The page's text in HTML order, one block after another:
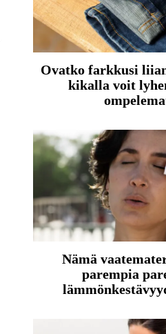
Ovatko farkkusi
kikalla voit
Nämä
parempia